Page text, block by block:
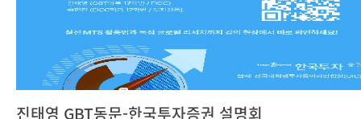
진태영 GBT동문-한국투자증권 설명회